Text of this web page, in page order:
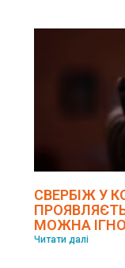
СВЕРБІЖ У
МОЖНА
Читати далі